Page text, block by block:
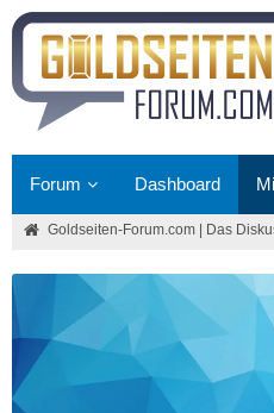
Forum Dashboard
Goldseiten-Forum.com | Das